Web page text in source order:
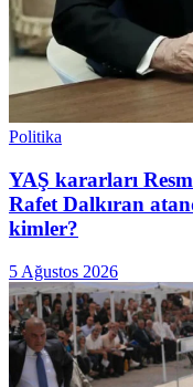
Politika
YAŞ kararları
Rafet Dalkıran
kimler?
5 Ağustos 2026